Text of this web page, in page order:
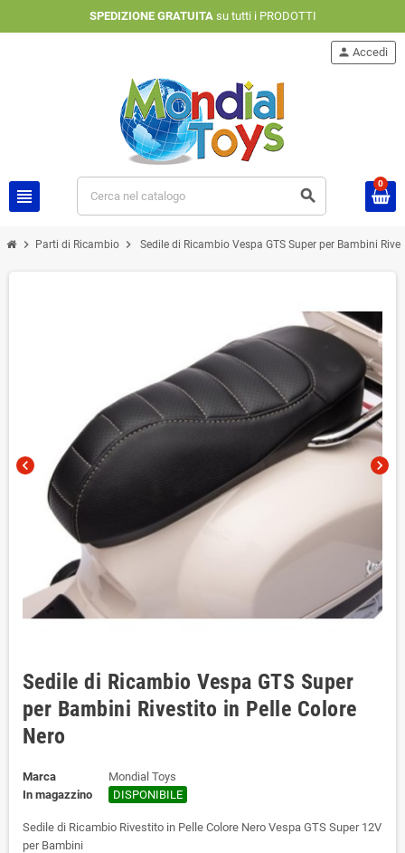
SPEDIZIONE GRATUITAsu tutti i PRODOTTI
view_headline search
person Accedi
0
chevron_right Parti di Ricambio chevron_right Sedile di Ricambio Vespa GTS Super per Bambini
chevron_left chevron_right
Sedile di Ricambio Vespa GTS Super
per Bambini Rivestito in Pelle Colore
Nero
Marca
Mondial Toys
In magazzino
DISPONIBILE
Sedile di Ricambio Rivestito in Pelle Colore Nero Vespa GTS Super 12V
per Bambini